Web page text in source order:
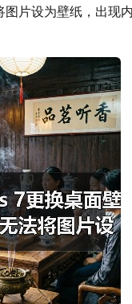
片设为壁纸，出现